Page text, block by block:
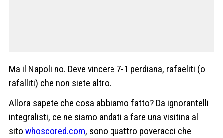
Ma il Napoli no. Deve vincere 7-1 perdiana, rafaeliti (o
rafalliti) che non siete altro.
Allora sapete che cosa abbiamo fatto? Da ignorantelli
integralisti, ce ne siamo andati a fare una visitina al
sito whoscored.com, sono quattro poveracci che